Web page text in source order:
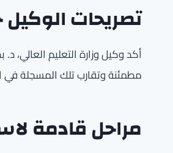
تصريحات
أكد وكيل وزارة التعليم العالي،
مطمئنة وتقارب تلك المسجلة في
مراحل قادمة